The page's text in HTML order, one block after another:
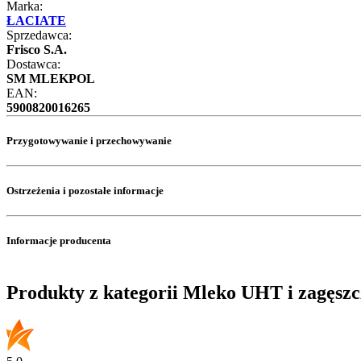
Marka:
ŁACIATE
Sprzedawca:
Frisco S.A.
Dostawca:
SM MLEKPOL
EAN:
5900820016265
Przygotowywanie i przechowywanie
Ostrzeżenia i pozostałe informacje
Informacje producenta
Produkty z kategorii Mleko UHT i